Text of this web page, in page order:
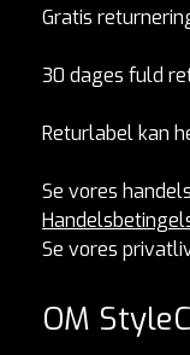
Gratis
30 dages fuld
Returlabel kan
Se vores
Se vores
OM